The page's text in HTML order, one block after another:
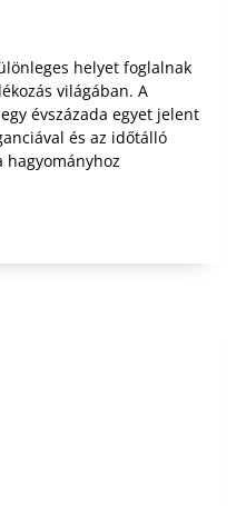
helyet foglalnak
világában. A
évszázada egyet jelent
és az időtálló
hagyományhoz